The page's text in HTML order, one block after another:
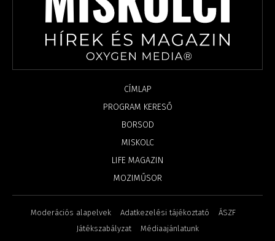
CÍMLAP
PROGRAM KERESŐ
BORSOD
MISKOLC
LIFE MAGAZIN
MOZIMŰSOR
Moderációs alapelvek Adatkezelési tájékoztató
ÁSZF
Játékszabályzat
Médiaajánlatunk